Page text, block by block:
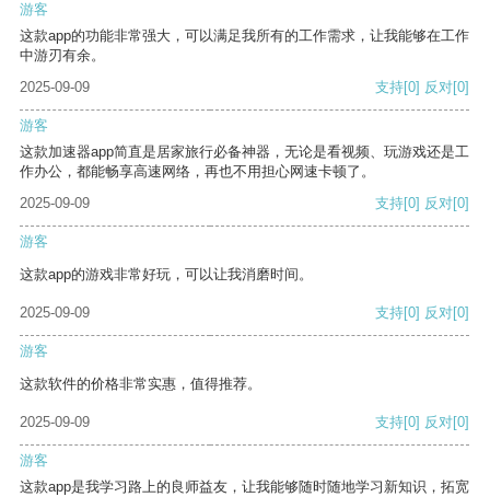
游客
这款app的功能非常强大，可以满足我所有的工作需求，让我能够在工作
中游刃有余。
2025-09-09
支持[0] 反对[0]
游客
这款加速器app简直是居家旅行必备神器，无论是看视频、玩游戏还是工
作办公，都能畅享高速网络，再也不用担心网速卡顿了。
2025-09-09
支持[0] 反对[0]
游客
这款app的游戏非常好玩，可以让我消磨时间。
2025-09-09 支持[0] 反对[0]
游客
这款软件的价格非常实惠，值得推荐。
2025-09-09 支持[0] 反对[0]
游客
这款app是我学习路上的良师益友，让我能够随时随地学习新知识，拓宽